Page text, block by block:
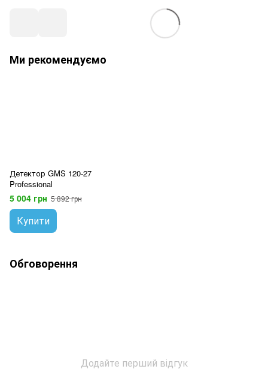
Ми рекомендуємо
Детектор GMS 120-27
Professional
5 004 грн 5 892 грн
Купити
Обговорення
Додайте перший відгук